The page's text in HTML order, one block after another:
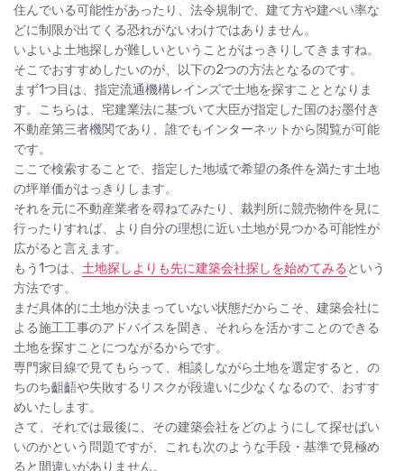
住んでいる可能性があったり、法令規制で、建て方や建ぺい率な
どに制限が出てくる恐れがないわけではありません。
いよいよ土地探しが難しいということがはっきりしてきますね。
そこでおすすめしたいのが、以下の2つの方法となるのです。
まず1つ目は、指定流通機構レインズで土地を探すこととなりま
す。こちらは、宅建業法に基づいて大臣が指定した国のお墨付き
不動産第三者機関であり、誰でもインターネットから閲覧が可能
です。
ここで検索することで、指定した地域で希望の条件を満たす土地
の坪単価がはっきりします。
それを元に不動産業者を尋ねてみたり、裁判所に競売物件を見に
行ったりすれば、より自分の理想に近い土地が見つかる可能性が
広がると言えます。
もう1つは、 土地探しよりも先に建築会社探しを始めてみる という
方法です。
まだ具体的に土地が決まっていない状態だからこそ、建築会社に
よる施工工事のアドバイスを聞き、それらを活かすことのできる
土地を探すことにつながるからです。
専門家目線で見てもらって、相談しながら土地を選定すると、の
ちのち齟齬や失敗するリスクが段違いに少なくなるので、おすす
めいたします。
さて、それでは最後に、その建築会社をどのようにして探せばい
いのかという問題ですが、これも次のような手段・基準で見極め
ると間違いがありません。